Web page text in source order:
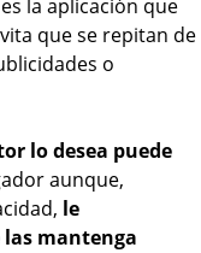
la aplicación que
que se repitan de
o
lo desea puede
aunque,
le
las mantenga